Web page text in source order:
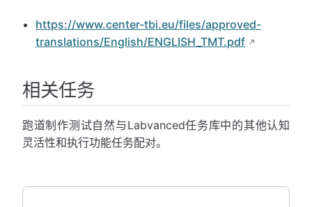
https://www.center-tbi.eu/files/approved-
translations/English/ENGLISH_TMT.pdf
相关任务
跑道制作测试自然与Labvanced任务库中的其他认知
灵活性和执行功能任务配对。